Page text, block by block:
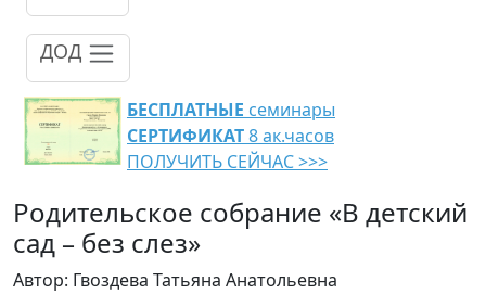
ДОД
БЕСПЛАТНЫЕ семинары
СЕРТИФИКАТ8 ак.часов
ПОЛУЧИТЬ СЕЙЧАС >>>
Родительское собрание «В детский
сад – без слез»
Автор: Гвоздева Татьяна Анатольевна